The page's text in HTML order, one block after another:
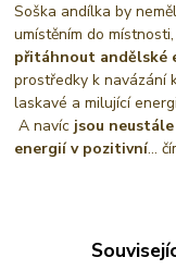
Soška andílka by
umístěním do
přitáhnout andělské
prostředky k navázání
laskavé a milující
A navíc jsou
energií v pozitivní...